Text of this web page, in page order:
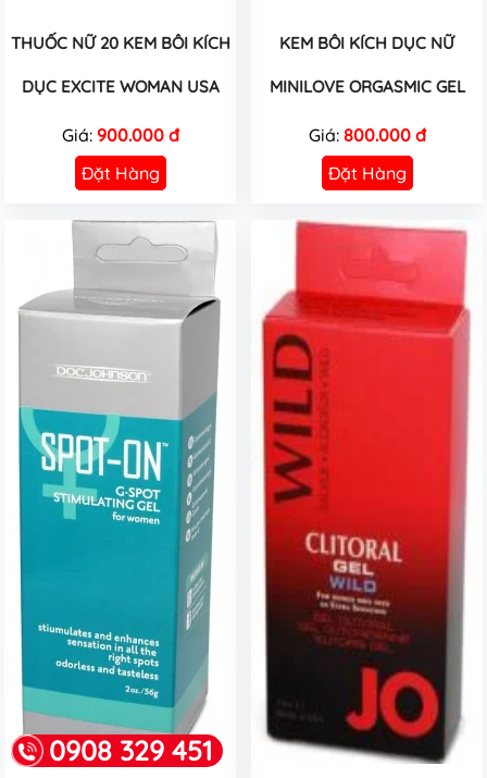
THUỐC NỮ 20 KEM BÔI KÍCH
DỤC EXCITE WOMAN USA
Giá: 900.000 đ
Đặt Hàng
KEM BÔI KÍCH DỤC NỮ
MINILOVE ORGASMIC GEL
Giá: 800.000 đ
Đặt Hàng
0908 329 451